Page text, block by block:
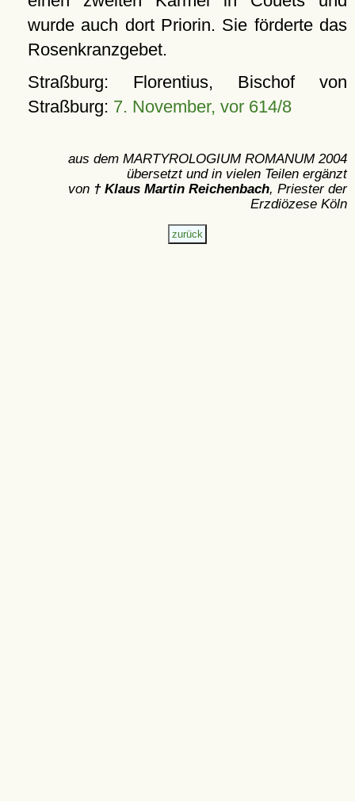
wurde auch dort Priorin. Sie förderte das
Rosenkranzgebet.
Straßburg: Florentius, Bischof von
Straßburg: 7. November, vor 614/8
aus dem MARTYROLOGIUM ROMANUM 2004
übersetzt und in vielen Teilen ergänzt
von † Klaus Martin Reichenbach, Priester der
Erzdiözese Köln